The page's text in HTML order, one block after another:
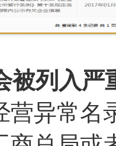
被列入
营异常名